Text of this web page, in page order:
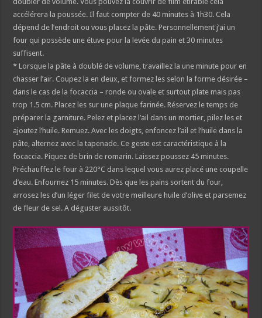
accélérera la poussée. Il faut compter de 40 minutes à 1h30. Cela
dépend de l’endroit ou vous placez la pâte. Personnellement j’ai un
four qui possède une étuve pour la levée du pain et 30 minutes
suffisent.
* Lorsque la pâte à doublé de volume, travaillez la une minute pour en
chasser l’air. Coupez la en deux, et formez les selon la forme désirée –
dans le cas de la focaccia – ronde ou ovale et surtout plate mais pas
trop 1.5 cm. Placez les sur une plaque farinée. Réservez le temps de
préparer la garniture. Pelez et placez l’ail dans un mortier, pilez les et
ajoutez l’huile. Remuez. Avec les doigts, enfoncez l’ail et l’huile dans la
pâte, alternez avec la tapenade. Ce geste est caractéristique à la
focaccia. Piquez de brin de romarin. Laissez poussez 45 minutes.
Préchauffez le four à 220°C dans lequel vous aurez placé une coupelle
d’eau. Enfournez 15 minutes. Dès que les pains sortent du four,
arrosez les d’un léger filet de votre meilleure huile d’olive et parsemez
de fleur de sel. A déguster aussitôt.